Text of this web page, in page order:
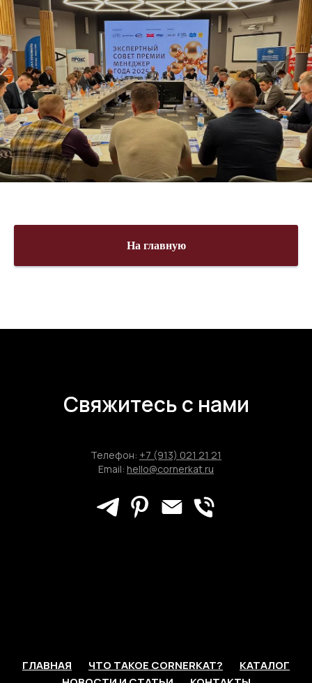
На главную
Свяжитесь с нами
Телефон: +7 (913) 021 21 21
Email: hello@cornerkat.ru
ГЛАВНАЯ ЧТО ТАКОЕ CORNERKAT?
КАТАЛОГ